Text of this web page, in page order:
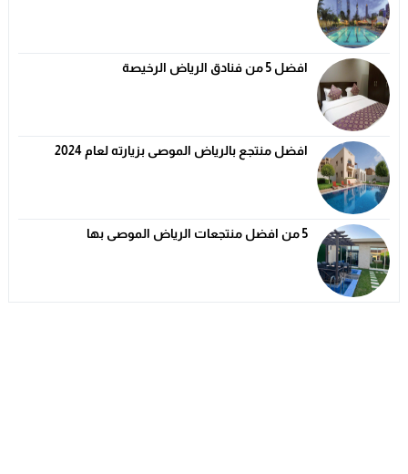
افضل 5 من فنادق الرياض الرخيصة
افضل منتجع بالرياض الموصى بزيارته لعام 2024
5 من افضل منتجعات الرياض الموصى بها